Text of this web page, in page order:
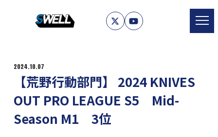
2024.10.07
【荒野行動部門】 2024 KNIVES
OUT PRO LEAGUE S5 Mid-
Season M1 3位